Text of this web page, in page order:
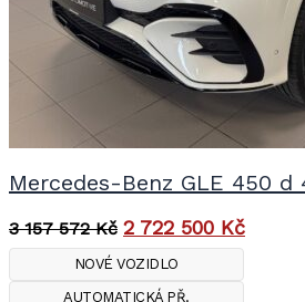
Mercedes-Benz GLE 450 d
3 157 572Kč 2 722 500 Kč
NOVÉ VOZIDLO
AUTOMATICKÁ PŘ.